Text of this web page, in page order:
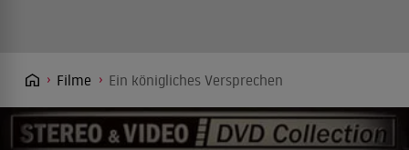
Filme Ein königliches Versprechen